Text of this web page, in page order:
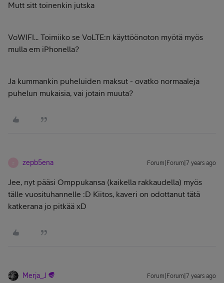
Mutt sitt toinenkin jutska
VoWIFI... Toimiiko se VoLTE:n käyttöönoton myötä myös
mulla em iPhonella?
Ja kummankin puheluiden maksut - ovatko normaaleja
puhelun mukaisia, vai jotain muuta?
zepb5ena Forum|Forum|7 years ago
Jee, nyt pääsi Omppukansa (kaikella rakkaudella) myös
tälle vuosituhannelle :D Kiitos, kaveri on odottanut tätä
katkerana jo pitkää xD
Merja_J Forum|Forum|7 years ago